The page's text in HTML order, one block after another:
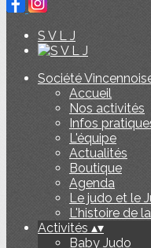
S V L J
Société
Accueil
Nos activités
Infos
L'équipe
Actualités
Boutique
Agenda
Le judo et le
L'histoire de
Activités ▴▾
Baby Judo